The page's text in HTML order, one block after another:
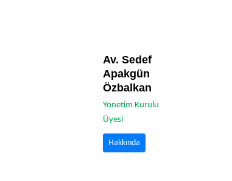
Av. Sedef
Apakgün
Özbalkan
Yönetim Kurulu
Üyesi
Hakkında